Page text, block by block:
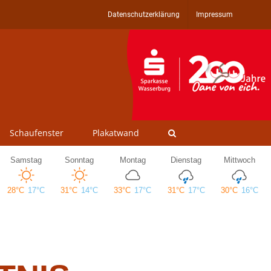
Datenschutzerklärung Impressum
Schaufenster Plakatwand